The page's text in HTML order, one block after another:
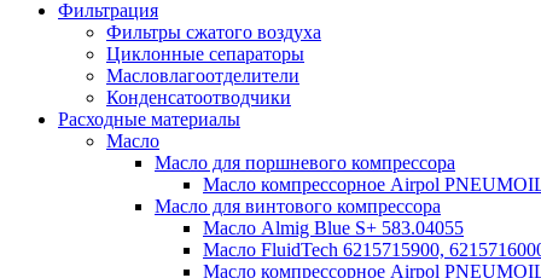
Фильтрация
Фильтры сжатого воздуха
Циклонные сепараторы
Масловлагоотделители
Конденсатоотводчики
Расходные материалы
Масло
Масло для поршневого компрессора
Масло компрессорное Airpol
Масло для винтового компрессора
Масло Almig Blue S+ 583.04055
Масло FluidTech 6215715900,
Масло компрессорное Airpol